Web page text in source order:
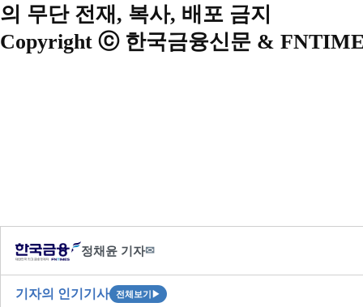
의 무단 전재, 복사, 배포 금지
Copyright ⓒ 한국금융신문 &
정채윤 기자✉
기자의 인기기사 전체보기 ▶